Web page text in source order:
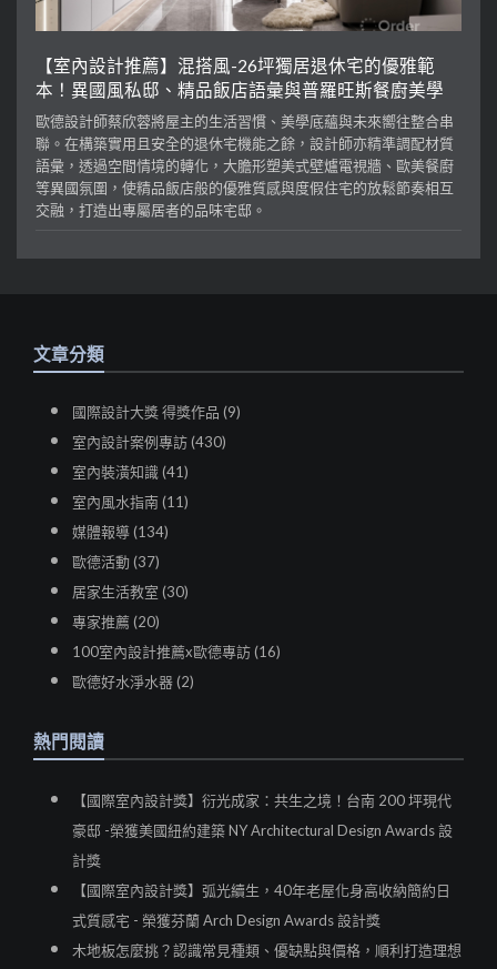
【室內設計推薦】混搭風-26坪獨居退休宅的優雅範
本！異國風私邸、精品飯店語彙與普羅旺斯餐廚美學
歐德設計師蔡欣蓉將屋主的生活習慣、美學底蘊與未來嚮往整合串
聯。在構築實用且安全的退休宅機能之餘，設計師亦精準調配材質
語彙，透過空間情境的轉化，大膽形塑美式壁爐電視牆、歐美餐廚
等異國氛圍，使精品飯店般的優雅質感與度假住宅的放鬆節奏相互
交融，打造出專屬居者的品味宅邸。
文章分類
國際設計大獎 得獎作品 (9)
室內設計案例專訪 (430)
室內裝潢知識 (41)
室內風水指南 (11)
媒體報導 (134)
歐德活動 (37)
居家生活教室 (30)
專家推薦 (20)
100室內設計推薦x歐德專訪 (16)
歐德好水淨水器 (2)
熱門閱讀
【國際室內設計獎】衍光成家：共生之境！台南 200 坪現代
豪邸 -榮獲美國紐約建築 NY Architectural Design Awards 設
計獎
【國際室內設計獎】弧光續生，40年老屋化身高收納簡約日
式質感宅 - 榮獲芬蘭 Arch Design Awards 設計獎
木地板怎麼挑？認識常見種類、優缺點與價格，順利打造理想